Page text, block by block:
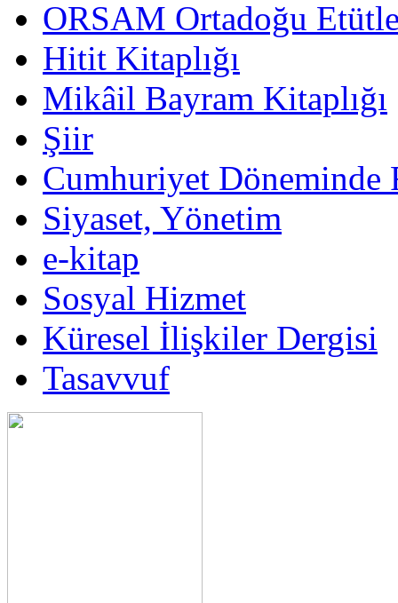
ORSAM Ortadoğu
Hitit Kitaplığı
Mikâil Bayram Kitaplığı
Şiir
Cumhuriyet Döneminde
Siyaset, Yönetim
e-kitap
Sosyal Hizmet
Küresel İlişkiler Dergisi
Tasavvuf